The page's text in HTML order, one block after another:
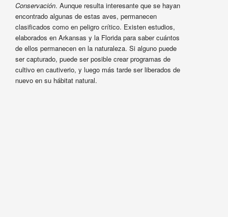
Conservación. Aunque resulta interesante que se hayan
encontrado algunas de estas aves, permanecen
clasificados como en peligro crítico. Existen estudios,
elaborados en Arkansas y la Florida para saber cuántos
de ellos permanecen en la naturaleza. Si alguno puede
ser capturado, puede ser posible crear programas de
cultivo en cautiverio, y luego más tarde ser liberados de
nuevo en su hábitat natural.